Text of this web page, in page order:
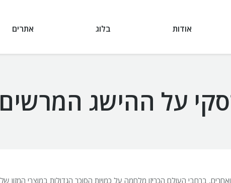
אודות בלוג אתרים
על ההישג
ברחבי העולם הכריזו מלחמה על כמויות הסוכר הגדולות במוצרי המזון